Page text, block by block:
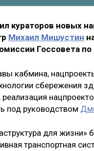
кураторов новых
Михаил Мишустин
Госсовета
кабмина,
сбережения
, реализация
под руководством
для жизни»
транспортная